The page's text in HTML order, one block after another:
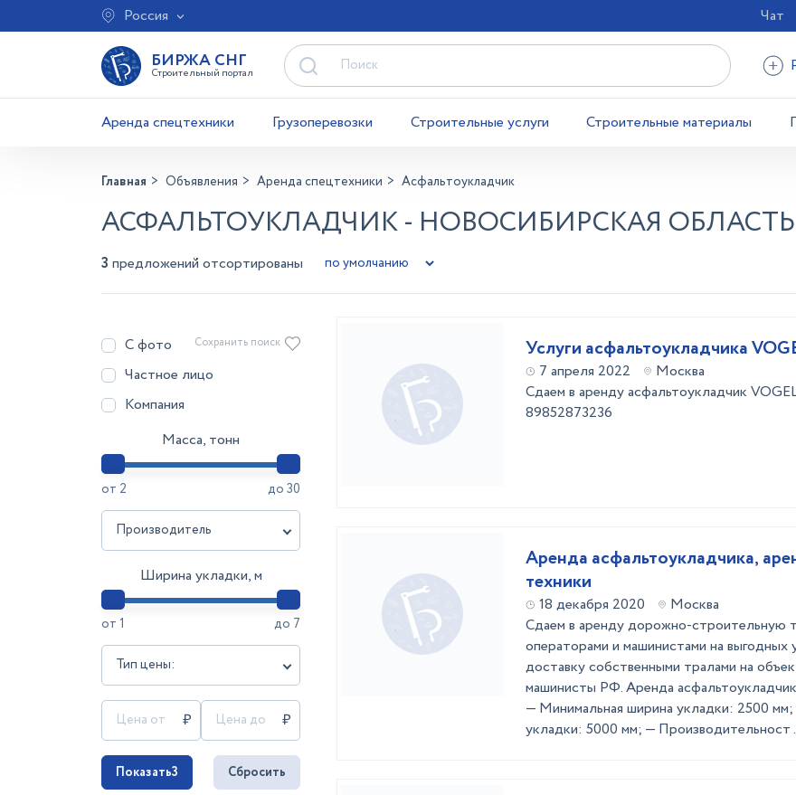
Россия Чат
БИРЖА СНГ
Строительный портал
Аренда спецтехники Грузоперевозки Строительные услуги Строительные материалы
Главная Объявления Аренда спецтехники Асфальтоукладчик
АСФАЛЬТОУКЛАДЧИК - НОВОСИБИРСКАЯ ОБЛАСТЬ
3 предложений отсортированы
С фото
Частное лицо
Компания
Масса, тонн
от 2 до 30
Производитель
Ширина укладки, м
от 1 до 7
Тип цены:
Сохранить поиск
Показать3 Сбросить
Услуги асфальтоукладчика
7 апреля 2022
Москва
Сдаем в аренду асфальтоукладчик
89852873236
Аренда асфальтоукладчика,
техники
18 декабря 2020
Москва
Сдаем в аренду дорожно-строительную
операторами и машинистами на выгодных
доставку собственными тралами на
машинисты РФ. Аренда
— Минимальная ширина укладки: 2500
укладки: 5000 мм; — Производительност